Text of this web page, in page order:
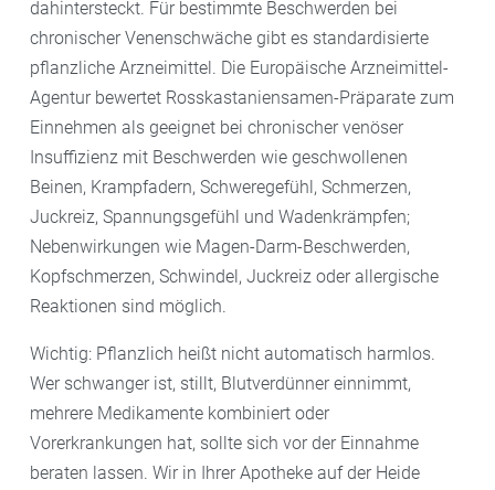
dahintersteckt. Für bestimmte Beschwerden bei
chronischer Venenschwäche gibt es standardisierte
pflanzliche Arzneimittel. Die Europäische Arzneimittel-
Agentur bewertet Rosskastaniensamen-Präparate zum
Einnehmen als geeignet bei chronischer venöser
Insuffizienz mit Beschwerden wie geschwollenen
Beinen, Krampfadern, Schweregefühl, Schmerzen,
Juckreiz, Spannungsgefühl und Wadenkrämpfen;
Nebenwirkungen wie Magen-Darm-Beschwerden,
Kopfschmerzen, Schwindel, Juckreiz oder allergische
Reaktionen sind möglich.
Wichtig: Pflanzlich heißt nicht automatisch harmlos.
Wer schwanger ist, stillt, Blutverdünner einnimmt,
mehrere Medikamente kombiniert oder
Vorerkrankungen hat, sollte sich vor der Einnahme
beraten lassen. Wir in Ihrer Apotheke auf der Heide